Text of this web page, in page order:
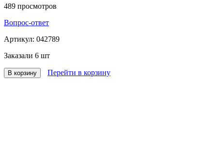
489 просмотров
Вопрос-ответ
Артикул: 042789
Заказали 6 шт
В корзину Перейти в корзину